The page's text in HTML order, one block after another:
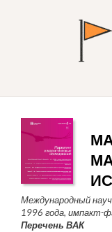
Международный
1996 года, импакт-
Перечень ВАК